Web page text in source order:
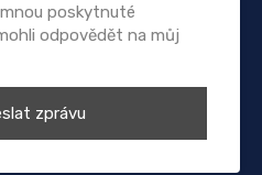
poskytnuté
odpovědět na můj
zprávu